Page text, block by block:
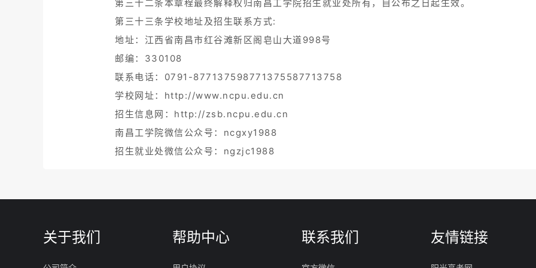
第三十二条本章程最终解释权归南昌工学院招生就业处所有，自公布之日起生效。
第三十三条学校地址及招生联系方式:
地址：江西省南昌市红谷滩新区阁皂山大道998号
邮编：330108
联系电话：0791-877137598771375587713758
学校网址：http://www.ncpu.edu.cn
招生信息网：http://zsb.ncpu.edu.cn
南昌工学院微信公众号：ncgxy1988
招生就业处微信公众号：ngzjc1988
关于我们 帮助中心 联系我们 友情链接